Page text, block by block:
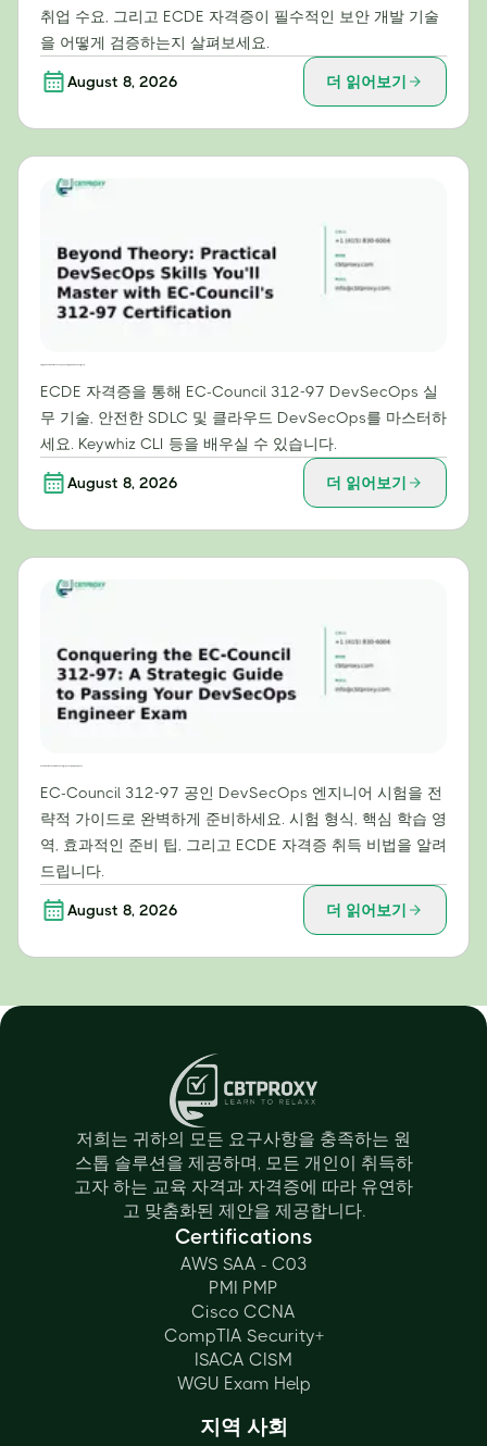
취업 수요, 그리고 ECDE 자격증이 필수적인 보안 개발 기술
을 어떻게 검증하는지 살펴보세요.
August 8, 2026 더 읽어보기
ECDE 자격증을 통해 EC-Council 312-97 DevSecOps 실
무 기술, 안전한 SDLC 및 클라우드 DevSecOps를 마스터하
세요. Keywhiz CLI 등을 배우실 수 있습니다.
August 8, 2026 더 읽어보기
EC-Council 312-97 공인 DevSecOps 엔지니어 시험을 전
략적 가이드로 완벽하게 준비하세요. 시험 형식, 핵심 학습 영
역, 효과적인 준비 팁, 그리고 ECDE 자격증 취득 비법을 알려
드립니다.
August 8, 2026 더 읽어보기
저희는 귀하의 모든 요구사항을 충족하는 원
스톱 솔루션을 제공하며, 모든 개인이 취득하
고자 하는 교육 자격과 자격증에 따라 유연하
고 맞춤화된 제안을 제공합니다.
Certifications
AWS SAA - C03
PMI PMP
Cisco CCNA
CompTIA Security+
ISACA CISM
WGU Exam Help
지역 사회